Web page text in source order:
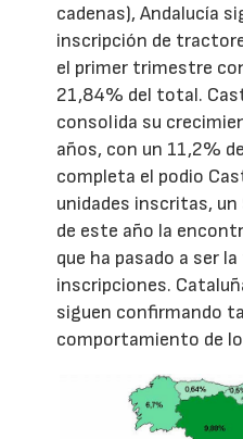
cadenas), Andalucía
inscripción de
el primer trimestre
21,84% del total.
consolida su
años, con un 11,2%
completa el podio
unidades inscritas,
de este año la
que ha pasado a ser
inscripciones.
siguen confirmando
comportamiento de